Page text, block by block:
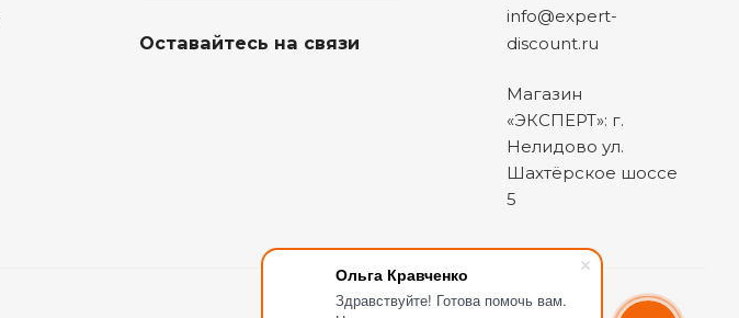
Ольга Кравченко
Здравствуйте! Готова помочь вам.
Оставайтесь на связи
info@expert-
discount.ru
Магазин
«ЭКСПЕРТ»: г.
Нелидово ул.
Шахтёрское шоссе
5